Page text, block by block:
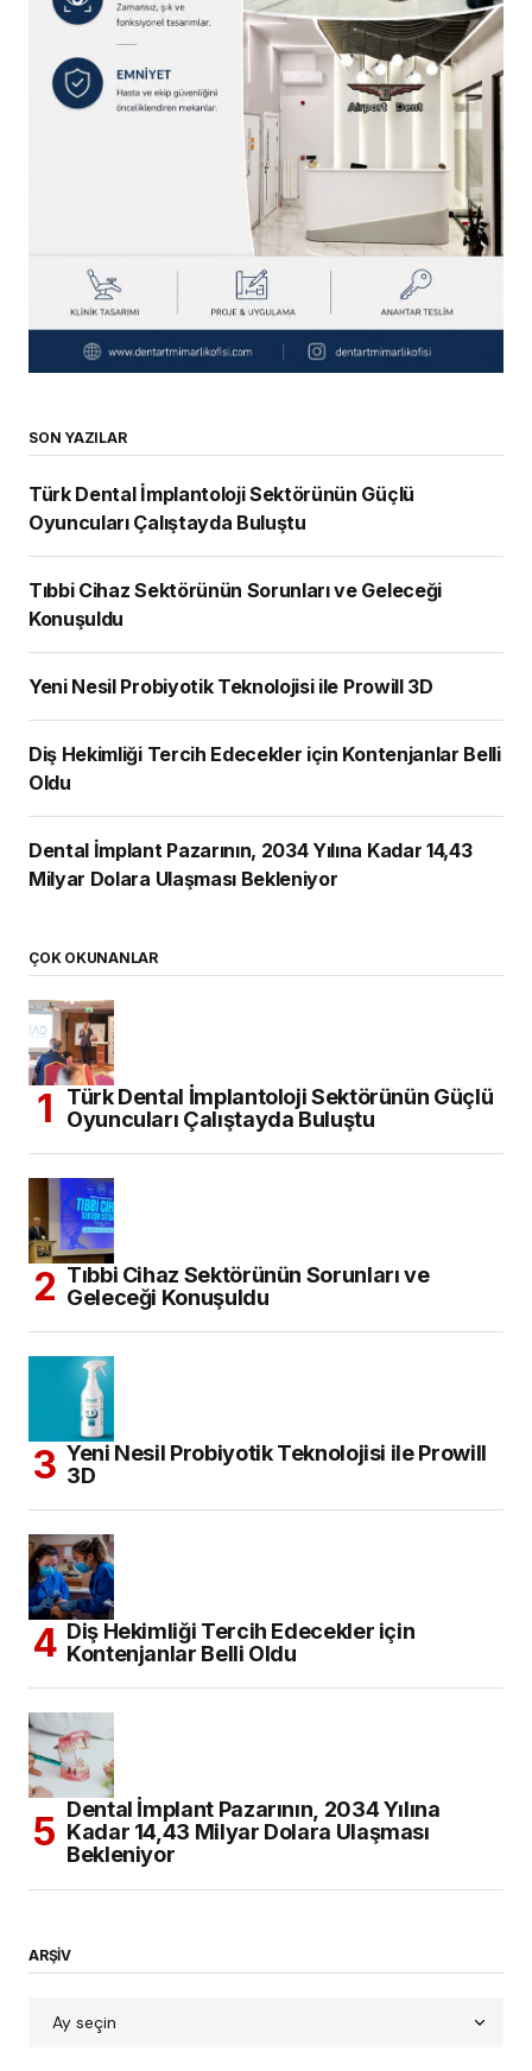
SON YAZILAR
Türk Dental İmplantoloji Sektörünün Güçlü
Oyuncuları Çalıştayda Buluştu
Tıbbi Cihaz Sektörünün Sorunları ve Geleceği
Konuşuldu
Yeni Nesil Probiyotik Teknolojisi ile Prowill 3D
Diş Hekimliği Tercih Edecekler için Kontenjanlar Belli
Oldu
Dental İmplant Pazarının, 2034 Yılına Kadar 14,43
Milyar Dolara Ulaşması Bekleniyor
ÇOK OKUNANLAR
Türk Dental İmplantoloji Sektörünün Güçlü
Oyuncuları Çalıştayda Buluştu
Tıbbi Cihaz Sektörünün Sorunları ve
Geleceği Konuşuldu
Yeni Nesil Probiyotik Teknolojisi ile Prowill
3D
Diş Hekimliği Tercih Edecekler için
Kontenjanlar Belli Oldu
Dental İmplant Pazarının, 2034 Yılına
Kadar 14,43 Milyar Dolara Ulaşması
Bekleniyor
ARŞİV